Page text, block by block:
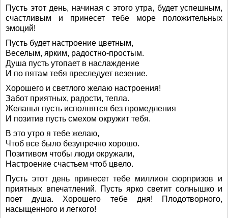
Пусть этот день, начиная с этого утра, будет успешным,
счастливым и принесет тебе море положительных
эмоций!
Пусть будет настроение цветным,
Веселым, ярким, радостно-простым.
Душа пусть утопает в наслаждение
И по пятам тебя преследует везение.
Хорошего и светлого желаю настроения!
Забот приятных, радости, тепла.
Желанья пусть исполнятся без промедления
И позитив пусть смехом окружит тебя.
В это утро я тебе желаю,
Чтоб все было безупречно хорошо.
Позитивом чтобы люди окружали,
Настроение счастьем чтоб цвело.
Пусть этот день принесет тебе миллион сюрпризов и
приятных впечатлений. Пусть ярко светит солнышко и
поет душа. Хорошего тебе дня! Плодотворного,
насыщенного и легкого!